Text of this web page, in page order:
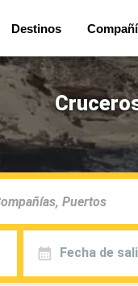
Destinos
Fecha de